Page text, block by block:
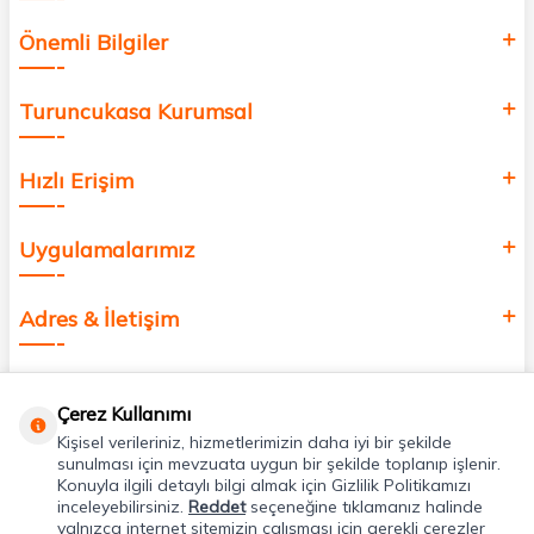
Önemli Bilgiler
Turuncukasa Kurumsal
Hızlı Erişim
Uygulamalarımız
Adres & İletişim
Çerez Kullanımı
Kişisel verileriniz, hizmetlerimizin daha iyi bir şekilde
sunulması için mevzuata uygun bir şekilde toplanıp işlenir.
Konuyla ilgili detaylı bilgi almak için Gizlilik Politikamızı
inceleyebilirsiniz. Reddetseçeneğine tıklamanız halinde
yalnızca internet sitemizin çalışması için gerekli çerezler